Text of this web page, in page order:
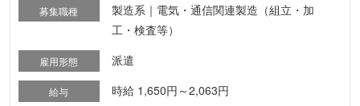
募集職種
製造系｜電気・通信関連製造（組立・加
工・検査等）
雇用形態 派遣
給与 時給 1,650円～2,063円